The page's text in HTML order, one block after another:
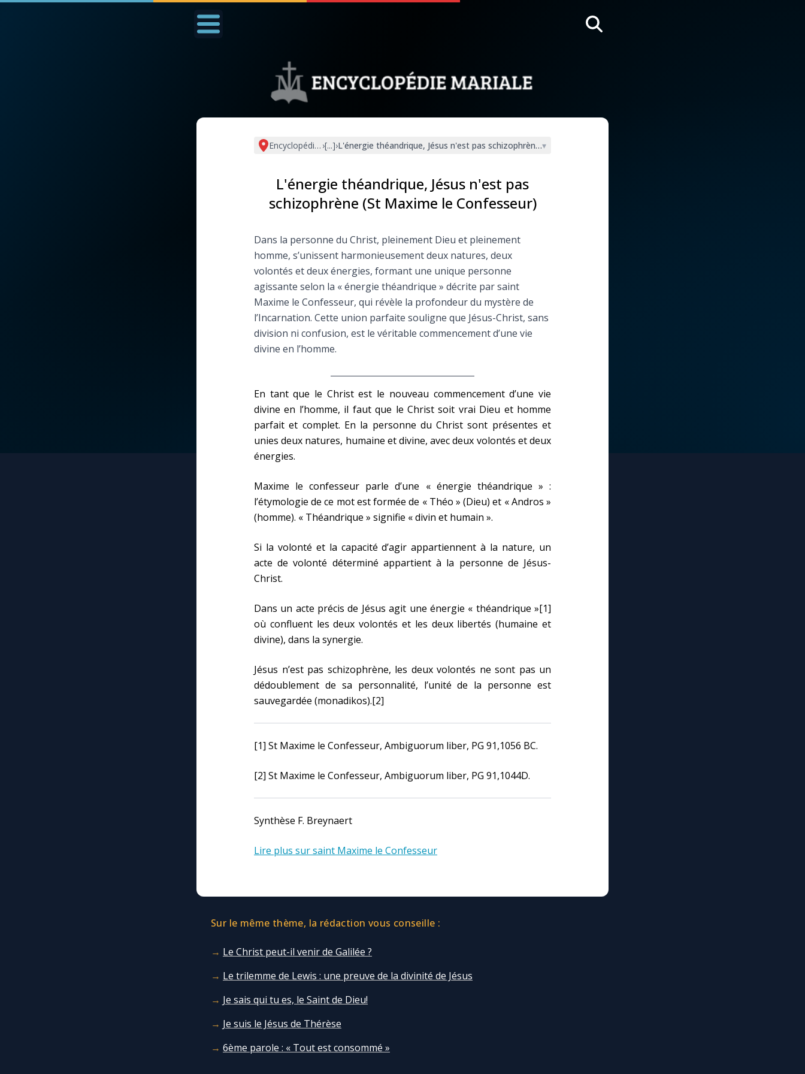
Nous soutenir À propos Facebook Infos légales
Prier au quotidien
L'Évangile chaque jour
Les premiers samedis
Marie qui défait les
Me consacrer à Jésus
Mes intentions de
Une Minute avec Marie
◼︎À la une
Chapelet pour le monde
Contact
Faire un don
Marie de Nazareth
Encyclopédie mariale
›[...]›L'énergie théandrique, Jésus n'est pas schizophrène (St Maxime le Confesseur)
▾
L'énergie théandrique, Jésus n'est pas
schizophrène (St Maxime le Confesseur)
Dans la personne du Christ, pleinement Dieu et pleinement
homme, s’unissent harmonieusement deux natures, deux
volontés et deux énergies, formant une unique personne
agissante selon la « énergie théandrique » décrite par saint
Maxime le Confesseur, qui révèle la profondeur du mystère de
l’Incarnation. Cette union parfaite souligne que Jésus-Christ, sans
division ni confusion, est le véritable commencement d’une vie
divine en l’homme.
En tant que le Christ est le nouveau commencement d’une vie
divine en l’homme, il faut que le Christ soit vrai Dieu et homme
parfait et complet. En la personne du Christ sont présentes et
unies deux natures, humaine et divine, avec deux volontés et deux
énergies.
Maxime le confesseur parle d’une « énergie théandrique » :
l’étymologie de ce mot est formée de « Théo » (Dieu) et « Andros »
(homme). « Théandrique » signifie « divin et humain ».
Si la volonté et la capacité d’agir appartiennent à la nature, un
acte de volonté déterminé appartient à la personne de Jésus-
Christ.
Dans un acte précis de Jésus agit une énergie « théandrique »[1]
où confluent les deux volontés et les deux libertés (humaine et
divine), dans la synergie.
Jésus n’est pas schizophrène, les deux volontés ne sont pas un
dédoublement de sa personnalité, l’unité de la personne est
sauvegardée (monadikos).[2]
[1] St Maxime le Confesseur, Ambiguorum liber, PG 91,1056 BC.
[2] St Maxime le Confesseur, Ambiguorum liber, PG 91,1044D.
Synthèse F. Breynaert
Lire plus sur saint Maxime le Confesseur
Sur le même thème, la rédaction vous conseille :
Le Christ peut-il venir de Galilée ?
Le trilemme de Lewis : une preuve de la divinité de Jésus
Je sais qui tu es, le Saint de Dieu!
Je suis le Jésus de Thérèse
6ème parole : « Tout est consommé »